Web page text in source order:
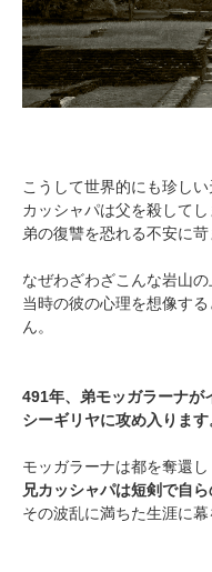
こうして世界的にも珍し
カッシャパは父を殺して
弟の復讐を恐れる不安に
なぜわざわざこんな岩山
当時の彼の心理を想像す
ん。
491年、弟モッガラーナが
シーギリヤに攻め入ります
モッガラーナは都を奪還し
兄カッシャパは短剣で自ら
その波乱に満ちた生涯に幕